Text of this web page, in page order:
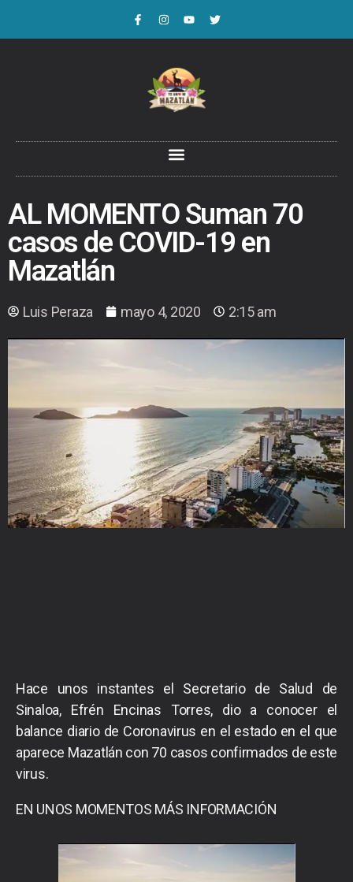
AL MOMENTO Suman 70
casos de COVID-19 en
Mazatlán
Luis Peraza mayo 4, 2020 2:15 am
Hace unos instantes el Secretario de Salud de
Sinaloa, Efrén Encinas Torres, dio a conocer el
balance diario de Coronavirus en el estado en el que
aparece Mazatlán con 70 casos confirmados de este
virus.
EN UNOS MOMENTOS MÁS INFORMACIÓN